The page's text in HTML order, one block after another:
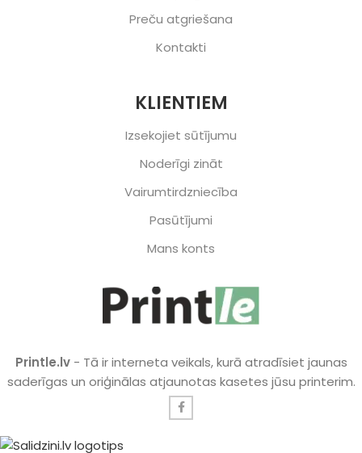
Preču atgriešana
Kontakti
KLIENTIEM
Izsekojiet sūtījumu
Noderīgi zināt
Vairumtirdzniecība
Pasūtījumi
Mans konts
Printle.lv - Tā ir interneta veikals, kurā atradīsiet jaunas
saderīgas un oriģinālas atjaunotas kasetes jūsu printerim.